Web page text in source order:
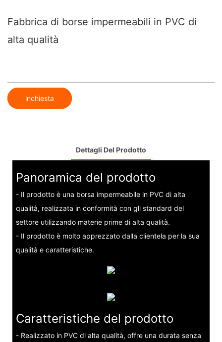
Fabbrica di borse impermeabili in PVC di
alta qualità
inchiesta
Dettagli Del Prodotto
Panoramica del prodotto
- Il prodotto è una borsa impermeabile in PVC di alta
qualità, realizzata in conformità con gli standard del
settore utilizzando materie prime di alta qualità.
- Il prodotto è molto apprezzato dalla clientela per la sua
qualità e caratteristiche.
Caratteristiche del prodotto
- Realizzato in PVC di alta qualità, offre una durata senza